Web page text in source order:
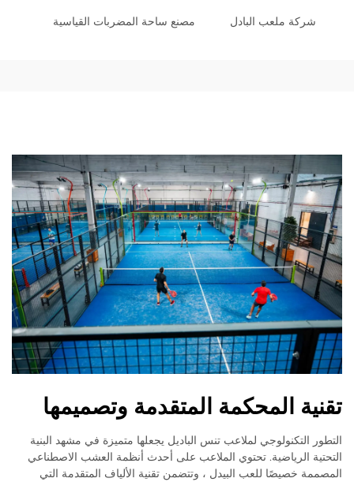
شركة ملعب البادل مصنع ساحة المضربات القياسية
تقنية المحكمة المتقدمة وتصميمها
التطور التكنولوجي لملاعب تنس الباديل يجعلها متميزة في مشهد البنية
التحتية الرياضية. تحتوي الملاعب على أحدث أنظمة العشب الاصطناعي
المصممة خصيصًا للعب البيدل ، وتتضمن تقنية الألياف المتقدمة التي